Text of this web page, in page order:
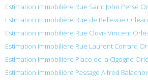
Estimation immobilière Rue Saint John Perse
Estimation immobilière Rue de Bellevue
Estimation immobilière Rue Clovis Vincent
Estimation immobilière Rue Laurent Corrard
Estimation immobilière Place de la Cigogne
Estimation immobilière Passage Alfred